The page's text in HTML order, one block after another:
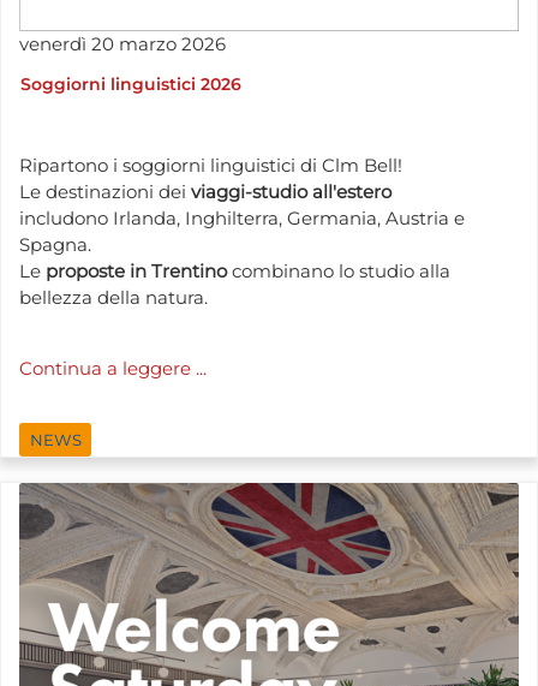
venerdì 20 marzo 2026
Soggiorni linguistici 2026
Ripartono i soggiorni linguistici di Clm Bell!
Le destinazioni dei viaggi-studio all'estero
includono Irlanda, Inghilterra, Germania, Austria e
Spagna.
Le proposte in Trentinocombinano lo studio alla
bellezza della natura.
Continua a leggere ...
NEWS